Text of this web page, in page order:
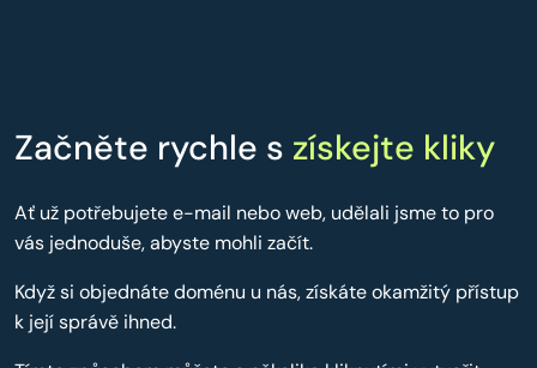
Začněte rychle s získejte kliky
Ať už potřebujete e-mail nebo web, udělali jsme to pro
vás jednoduše, abyste mohli začít.
Když si objednáte doménu u nás, získáte okamžitý přístup
k její správě ihned.